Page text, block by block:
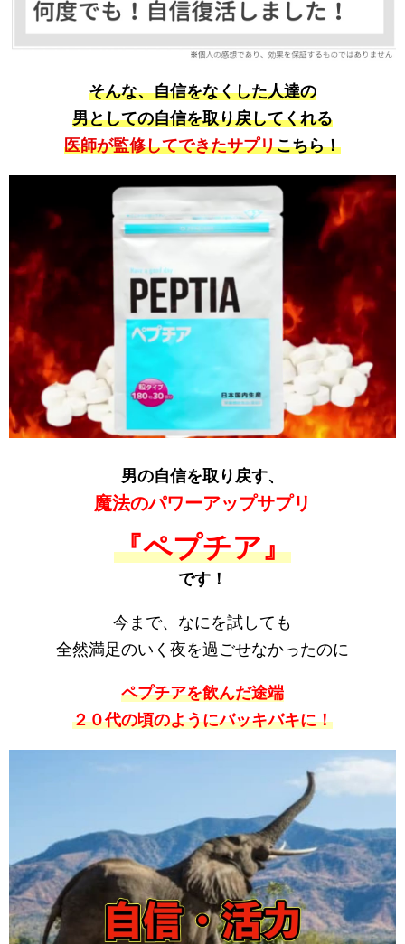
そんな、自信をなくした人達の
男としての自信を取り戻してくれる
医師が監修してできたサプリこちら！
男の自信を取り戻す、
魔法のパワーアップサプリ
『ペプチア』
です！
今まで、なにを試しても
全然満足のいく夜を過ごせなかったのに
ペプチアを飲んだ途端
２０代の頃のようにバッキバキに！